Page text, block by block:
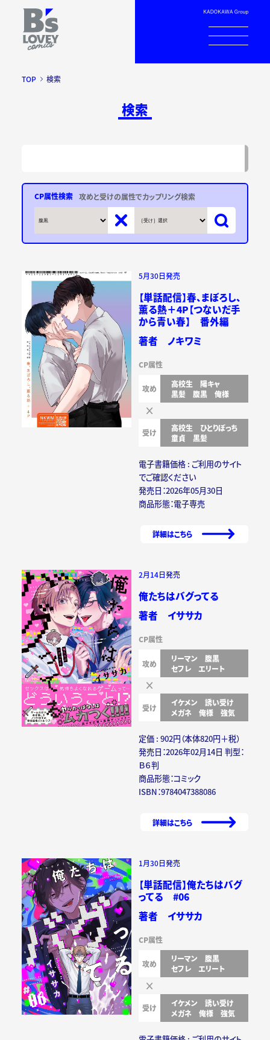
TOP 検索
検索
攻めと受けの属性でカップリング検索
CP属性検索
5月30日発売
【単話配信】春、まぼろし、
薫る熱＋4P【つないだ手
から青い春】 番外編
著者 ノキワミ
CP属性
攻め 高校生
陽キャ
黒髪
腹黒 俺様
受け 高校生
ひとりぼっち
童貞
黒髪
電子書籍価格 : ご利用のサイト
でご確認ください
発売日：2026年05月30日
商品形態：電子専売
詳細はこちら
2月14日発売
俺たちはバグってる
著者 イササカ
CP属性
攻め リーマン
腹黒
セフレ
エリート
受け イケメン
誘い受け
メガネ
俺様 強気
定価 : 902円（本体820円＋税）
発売日：2026年02月14日 判型：
Ｂ６判
商品形態：コミック
ISBN：9784047388086
詳細はこちら
1月30日発売
【単話配信】俺たちはバグ
ってる #06
著者 イササカ
CP属性
攻め リーマン
腹黒
セフレ
エリート
受け イケメン
誘い受け
メガネ
俺様 強気